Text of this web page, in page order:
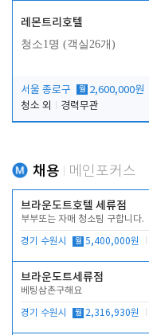
레몬트리호텔
청소1명 (객실26개)
서울 종로구 월 2,600,000원
청소 외
경력무관
채용 메인포커스
브라운도트호텔 세류점
부부또는 자매 청소팀 구합니다.
경기 수원시 월 5,400,000원
브라운도트세류점
베팅삼촌구해요
경기 수원시 월 2,316,930원